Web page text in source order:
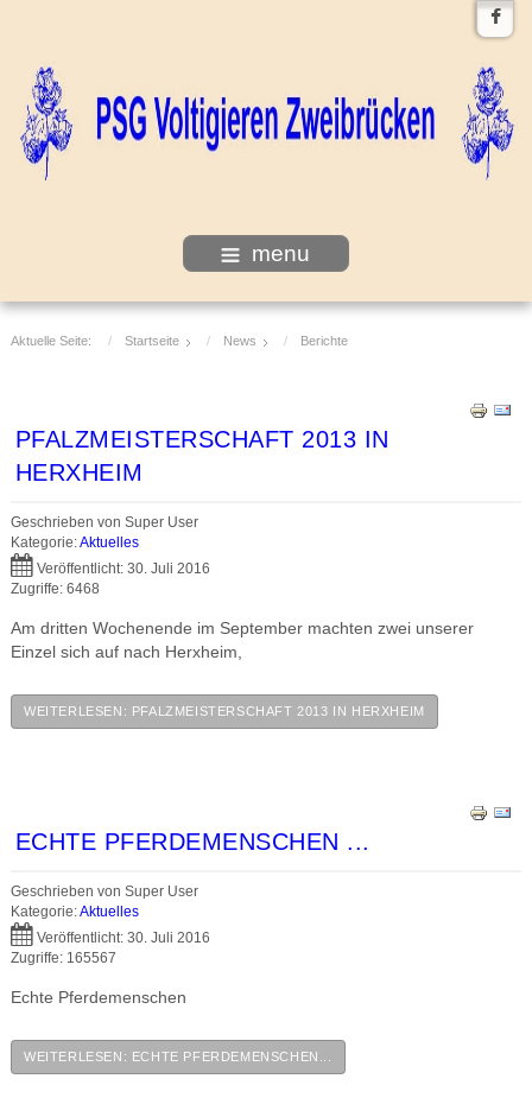
menu
Aktuelle Seite: Startseite News Berichte
PFALZMEISTERSCHAFT 2013 IN
HERXHEIM
Geschrieben von Super User
Kategorie:Aktuelles
Veröffentlicht: 30. Juli 2016
Zugriffe: 6468
Am dritten Wochenende im September machten zwei unserer
Einzel sich auf nach Herxheim,
WEITERLESEN: PFALZMEISTERSCHAFT 2013 IN HERXHEIM
ECHTE PFERDEMENSCHEN ...
Geschrieben von Super User
Kategorie:Aktuelles
Veröffentlicht: 30. Juli 2016
Zugriffe: 165567
Echte Pferdemenschen
WEITERLESEN: ECHTE PFERDEMENSCHEN...